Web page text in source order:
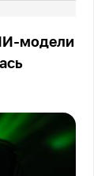
модели